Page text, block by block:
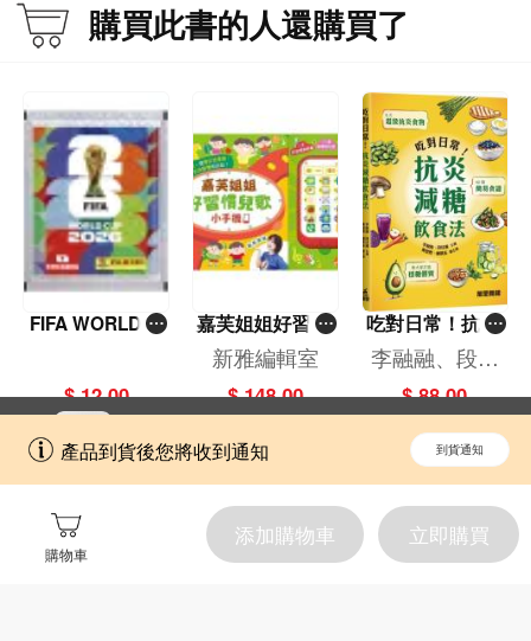
產品到貨後您將收到通知 到貨通知
購物車
添加購物車 立即購買
讀樂園）
購買此書的人還購買了
FIFA WORLD C
包）
$ 12.00
嘉芙姐姐好習慣
兒歌小手機
新雅編輯室
$ 148.00
吃對日常！抗炎
減糖飲食法
李融融、段佳
麗,黃梨煜、顧
凱辰
$ 88.00
擁抱更全面的購物和文化體驗。
開啟